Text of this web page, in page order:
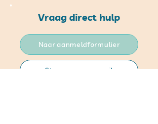
Vraag direct hulp
Naar aanmeldformulier
Stuur ons een email